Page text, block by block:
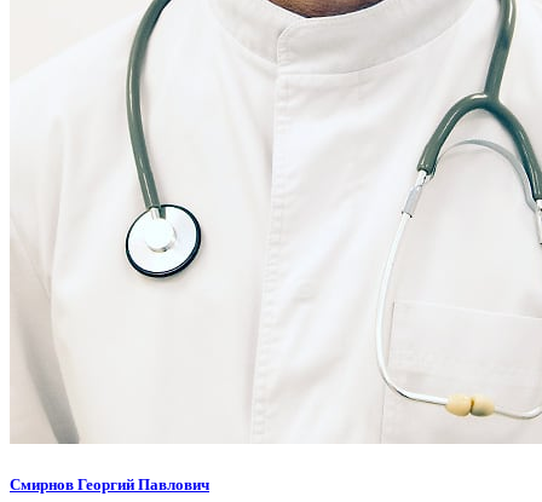
Смирнов Георгий Павлович